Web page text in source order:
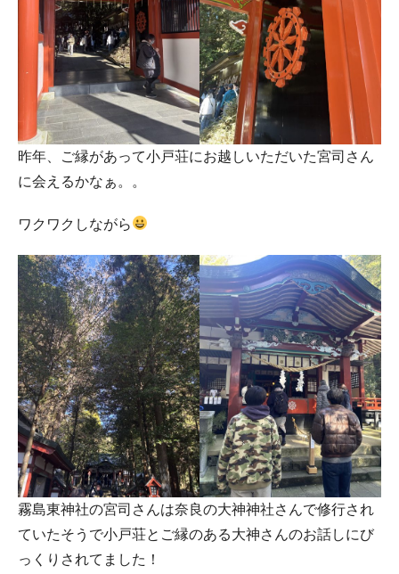
昨年、ご縁があって小戸荘にお越しいただいた宮司さん
に会えるかなぁ。。
ワクワクしながら
霧島東神社の宮司さんは奈良の大神神社さんで修行され
ていたそうで小戸荘とご縁のある大神さんのお話しにび
っくりされてました！